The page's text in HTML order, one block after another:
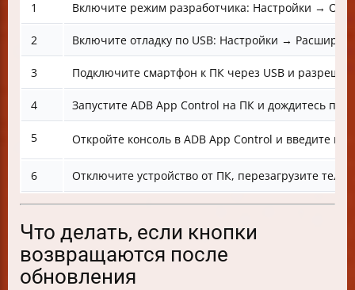
1 Включите режим разработчика: Настройки → О
2 Включите отладку по USB: Настройки →
3 Подключите смартфон к ПК через USB и
4 Запустите ADB App Control на ПК и дождитесь
5 Откройте консоль в ADB App Control и введите
6 Отключите устройство от ПК, перезагрузите
Что делать, если кнопки
возвращаются после
обновления